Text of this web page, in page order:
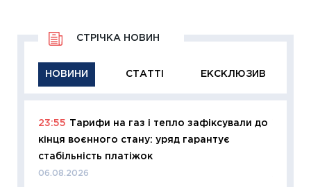
НОВИНИ СТАТТІ ЕКСКЛЮЗИВ
СТРІЧКА НОВИН
23:55
Тарифи на газ і тепло зафіксували до
кінця воєнного стану: уряд гарантує
стабільність платіжок
06.08.2026